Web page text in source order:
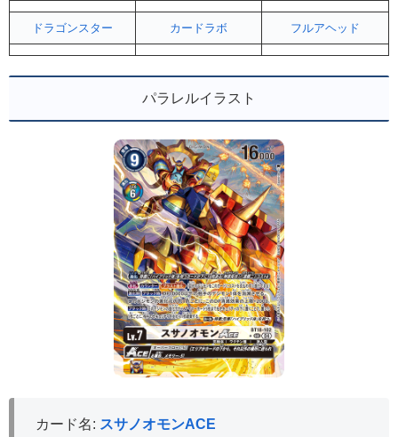
ドラゴンスター カードラボ フルアヘッド
パラレルイラスト
カード名: スサノオモンACE